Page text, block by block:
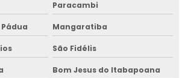
de obras na bahia
para fornalha
para fornalha na bahia
Paracambi
Mangaratiba
São Fidélis
Bom Jesus do Itabapoana